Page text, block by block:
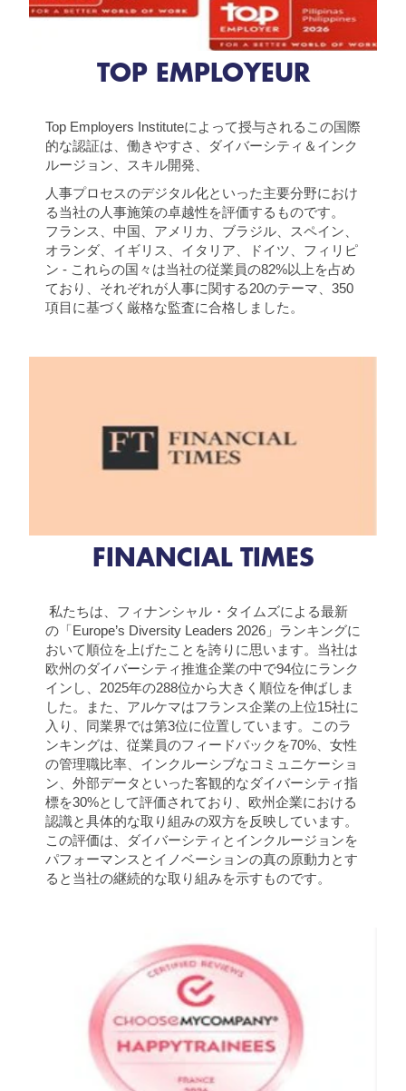
TOP EMPLOYEUR
Top Employers Instituteによって授与されるこの国際
的な認証は、働きやすさ、ダイバーシティ＆インク
ルージョン、スキル開発、
人事プロセスのデジタル化といった主要分野におけ
る当社の人事施策の卓越性を評価するものです。
フランス、中国、アメリカ、ブラジル、スペイン、
オランダ、イギリス、イタリア、ドイツ、フィリピ
ン - これらの国々は当社の従業員の82%以上を占め
ており、それぞれが人事に関する20のテーマ、350
項目に基づく厳格な監査に合格しました。
FINANCIAL TIMES
私たちは、フィナンシャル・タイムズによる最新
の「Europe’s Diversity Leaders 2026」ランキングに
おいて順位を上げたことを誇りに思います。当社は
欧州のダイバーシティ推進企業の中で94位にランク
インし、2025年の288位から大きく順位を伸ばしま
した。また、アルケマはフランス企業の上位15社に
入り、同業界では第3位に位置しています。このラ
ンキングは、従業員のフィードバックを70%、女性
の管理職比率、インクルーシブなコミュニケーショ
ン、外部データといった客観的なダイバーシティ指
標を30%として評価されており、欧州企業における
認識と具体的な取り組みの双方を反映しています。
この評価は、ダイバーシティとインクルージョンを
パフォーマンスとイノベーションの真の原動力とす
ると当社の継続的な取り組みを示すものです。